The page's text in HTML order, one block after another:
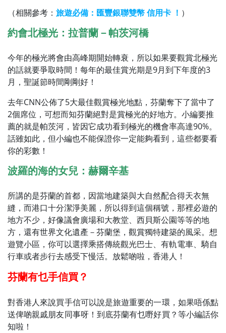
（相關參考： 旅遊必備：匯豐銀聯雙幣 信用卡 ！ ）
約會北極光：拉普蘭－帕茨河橋
今年的極光將會由高峰期開始轉衰，所以如果要觀賞北極光
的話就要爭取時間！每年的最佳賞光期是9月到下年度的3
月，聖誕節時間剛剛好！
去年CNN公佈了5大最佳觀賞極光地點，芬蘭奪下了當中了
2個席位，可想而知芬蘭絕對是賞極光的好地方。小編要推
薦的就是帕茨河，皆因它成功看到極光的機會率高達90%。
話雖如此，但小編也不能保證你一定能夠看到，這些都要看
你的彩數！
波羅的海的女兒：赫爾辛基
所講的是芬蘭的首都，因當地建築與大自然配合得天衣無
縫，而港口十分潔淨美麗，所以得到這個稱號，那裡必遊的
地方不少，好像議會廣場和大教堂、西貝斯公園等等的地
方，還有世界文化遺產－芬蘭堡，觀賞獨特建築的風采。想
遊覽小區，你可以選擇乘搭傳統觀光巴士、有軌電車、騎自
行車或者步行去感受下慢活。放鬆啲啦，香港人！
芬蘭有乜手信買？
對香港人來說買手信可以說是旅遊重要的一環，如果唔係點
送俾啲親戚朋友同事呀！ 到底芬蘭有乜嘢好買？等小編話你
知啦！